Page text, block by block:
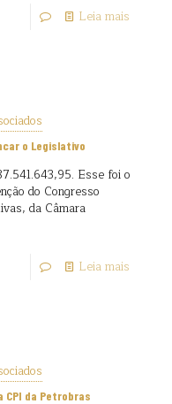
Leia mais
o Legislativo
Esse foi o
do Congresso
da Câmara
Leia mais
da Petrobras